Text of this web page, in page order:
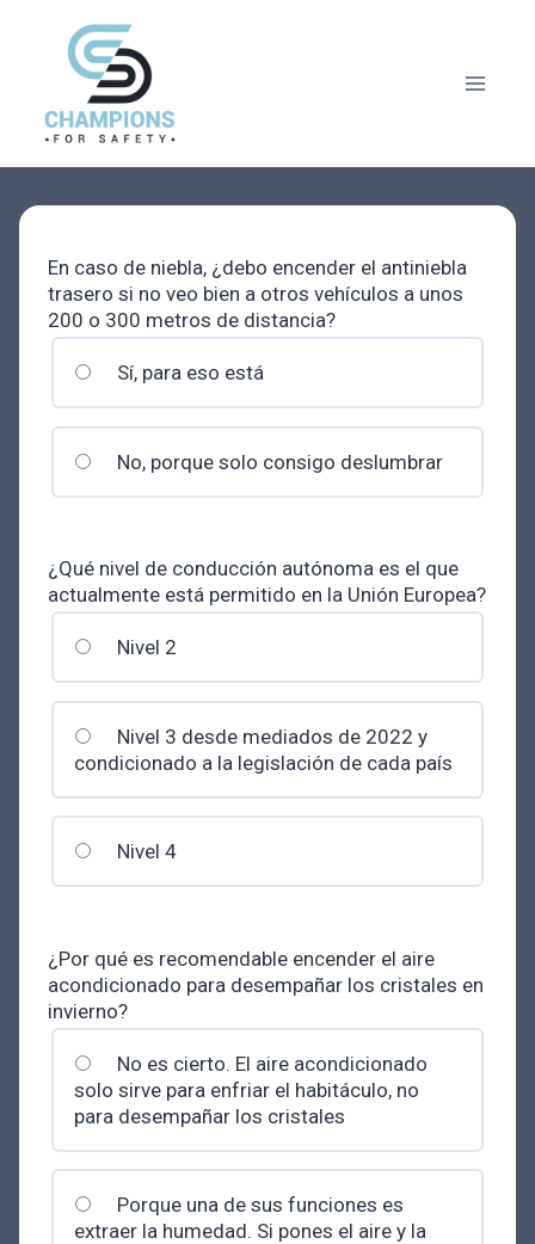
contenido
En caso de niebla, ¿debo encender el antiniebla
trasero si no veo bien a otros vehículos a unos
200 o 300 metros de distancia?
Sí, para eso está
No, porque solo consigo deslumbrar
¿Qué nivel de conducción autónoma es el que
actualmente está permitido en la Unión Europea?
Nivel 2
Nivel 3 desde mediados de 2022 y
condicionado a la legislación de cada país
Nivel 4
¿Por qué es recomendable encender el aire
acondicionado para desempañar los cristales en
invierno?
No es cierto. El aire acondicionado
solo sirve para enfriar el habitáculo, no
para desempañar los cristales
Porque una de sus funciones es
extraer la humedad. Si pones el aire y la